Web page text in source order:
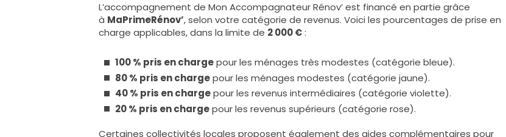
L’accompagnement de Mon Accompagnateur Rénov’ est financé en partie grâce
à MaPrimeRénov’, selon votre catégorie de revenus. Voici les pourcentages de prise en
charge applicables, dans la limite de 2 000 €:
100 % pris en chargepour les ménages très modestes (catégorie bleue).
80 % pris en chargepour les ménages modestes (catégorie jaune).
40 % pris en chargepour les revenus intermédiaires (catégorie violette).
20 % pris en chargepour les revenus supérieurs (catégorie rose).
Certaines collectivités locales proposent également des aides complémentaires pour